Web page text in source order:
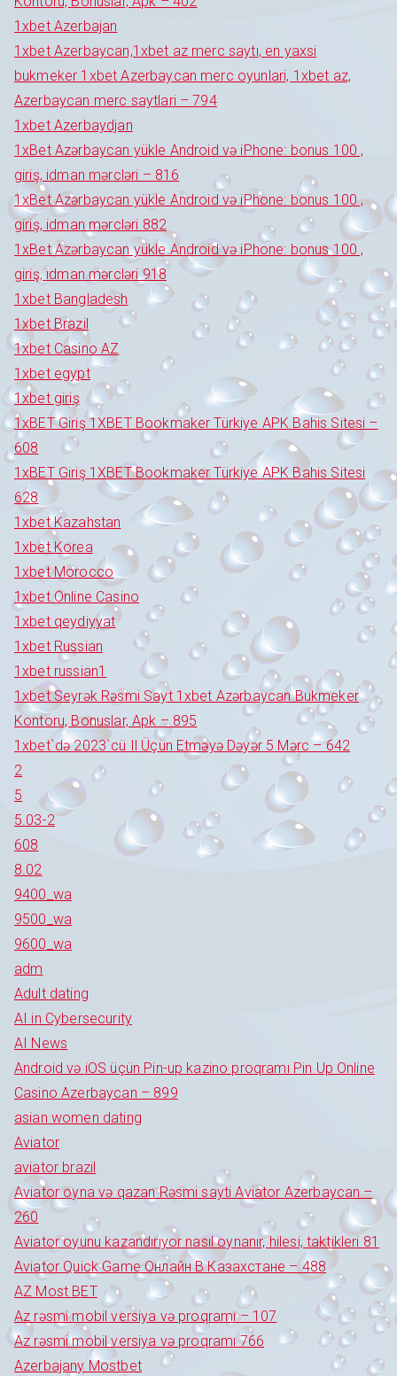
1xbet Azerbajan
1xbet Azerbaycan,1xbet az merc saytı, en yaxsi
bukmeker 1xbet Azerbaycan merc oyunlari, 1xbet az,
Azerbaycan merc saytlari – 794
1xbet Azerbaydjan
1xBet Azərbaycan yükle Android və iPhone: bonus 100 ,
giriş, idman mərcləri – 816
1xBet Azərbaycan yükle Android və iPhone: bonus 100 ,
giriş, idman mərcləri 882
1xBet Azərbaycan yükle Android və iPhone: bonus 100 ,
giriş, idman mərcləri 918
1xbet Bangladesh
1xbet Brazil
1xbet Casino AZ
1xbet egypt
1xbet giriş
1xBET Giriş 1XBET Bookmaker Türkiye APK Bahis Sitesi –
608
1xBET Giriş 1XBET Bookmaker Türkiye APK Bahis Sitesi
628
1xbet Kazahstan
1xbet Korea
1xbet Morocco
1xbet Online Casino
1xbet qeydiyyat
1xbet Russian
1xbet russian1
1xbet Seyrək Rəsmi Sayt 1xbet Azərbaycan Bukmeker
Kontoru, Bonuslar, Apk – 895
1xbet`də 2023`cü Il Üçün Etməyə Dəyər 5 Mərc – 642
2
5
5.03-2
608
8.02
9400_wa
9500_wa
9600_wa
adm
Adult dating
AI in Cybersecurity
AI News
Android və iOS üçün Pin-up kazino proqramı Pin Up Online
Casino Azerbaycan – 899
asian women dating
Aviator
aviator brazil
Aviator oyna və qazan Rəsmi sayti Aviator Azerbaycan –
260
Aviator oyunu kazandırıyor nasıl oynanır, hilesi, taktikleri 81
Aviator Quick Game Онлайн В Казахстане – 488
AZ Most BET
Az rəsmi mobil versiya və proqramı – 107
Az rəsmi mobil versiya və proqramı 766
Azerbajany Mostbet